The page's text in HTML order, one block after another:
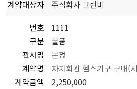
계약대상자
주식회사 그린비
번호
1111
구분
물품
관서명
본청
계약명
자치회관 헬스기구 구매(
계약금액
2,250,000